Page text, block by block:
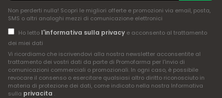
Non perderti nulla! Scopri le migliori offerte e promozioni via email, posta,
SMS o altri analoghi mezzi di comunicazione elettronici
Ho letto l'informativa sulla privacye acconsento al trattamento
dei miei dati
Vi ricordiamo che iscrivendovi alla nostra newsletter acconsentite al
trattamento dei vostri dati da parte di Promofarma per l'invio di
comunicazioni commerciali o promozionali. In ogni caso, è possibile
revocare il consenso o esercitare qualsiasi altro diritto riconosciuto in
materia di protezione dei dati, come indicato nella nostra Informativa
sulla privacita .